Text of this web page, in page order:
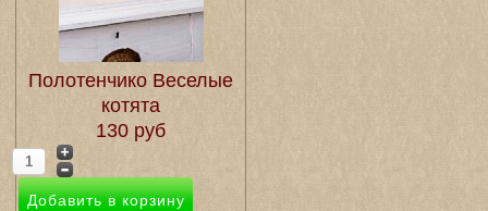
Полотенчико Веселые
котята
130 руб